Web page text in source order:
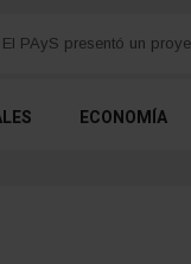
Detectan cocaína oculta
ECONOMÍA